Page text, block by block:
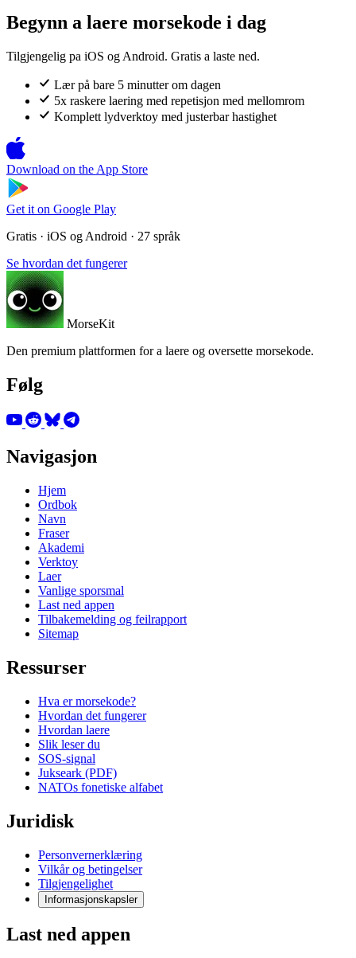
Begynn a laere morsekode i dag
Tilgjengelig pa iOS og Android. Gratis a laste ned.
Lær på bare 5 minutter om dagen
5x raskere laering med repetisjon med mellomrom
Komplett lydverktoy med justerbar hastighet
Download on the App Store
Get it on Google Play
Gratis · iOS og Android · 27 språk
Se hvordan det fungerer
MorseKit
Den premium plattformen for a laere og oversette morsekode.
Følg
Navigasjon
Hjem
Ordbok
Navn
Fraser
Akademi
Verktoy
Laer
Vanlige sporsmal
Last ned appen
Tilbakemelding og feilrapport
Sitemap
Ressurser
Hva er morsekode?
Hvordan det fungerer
Hvordan laere
Slik leser du
SOS-signal
Jukseark (PDF)
NATOs fonetiske alfabet
Juridisk
Personvernerklæring
Vilkår og betingelser
Tilgjengelighet
Informasjonskapsler
Last ned appen